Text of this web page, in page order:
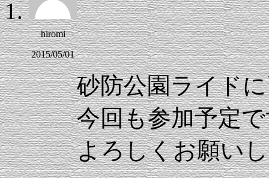
hiromi
2015/05/01
砂防公園ライド
今回も参加予定
よろしくお願い